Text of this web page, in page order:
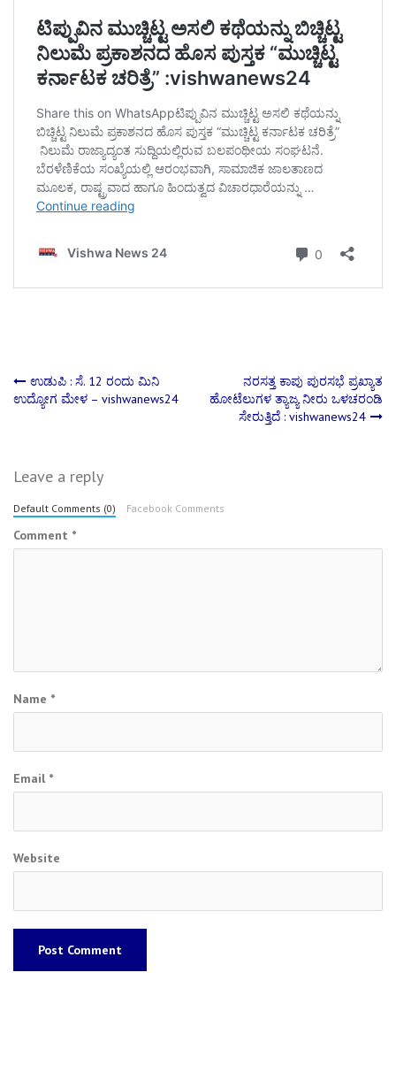
Post
ಉಡುಪಿ : ಸೆ. 12 ರಂದು ಮಿನಿ
ಉದ್ಯೋಗ ಮೇಳ – vishwanews24
ನರಸತ್ತ ಕಾಪು ಪುರಸಭೆ ಪ್ರಖ್ಯಾತ
ಹೋಟೆಲುಗಳ ತ್ಯಾಜ್ಯ ನೀರು ಒಳಚರಂಡಿ
ಸೇರುತ್ತಿದೆ : vishwanews24
Leave a reply
Default Comments (0) Facebook Comments
Comment *
Name *
Email *
Website